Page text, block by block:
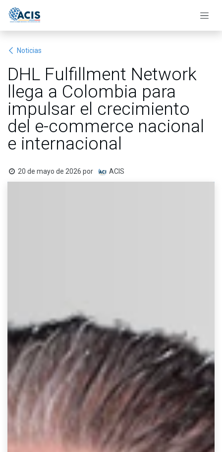
Noticias
DHL Fulfillment Network
llega a Colombia para
impulsar el crecimiento
del e-commerce nacional
e internacional
20 de mayo de 2026 por ACIS